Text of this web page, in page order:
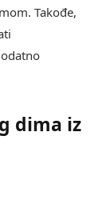
Takođe,
dima iz